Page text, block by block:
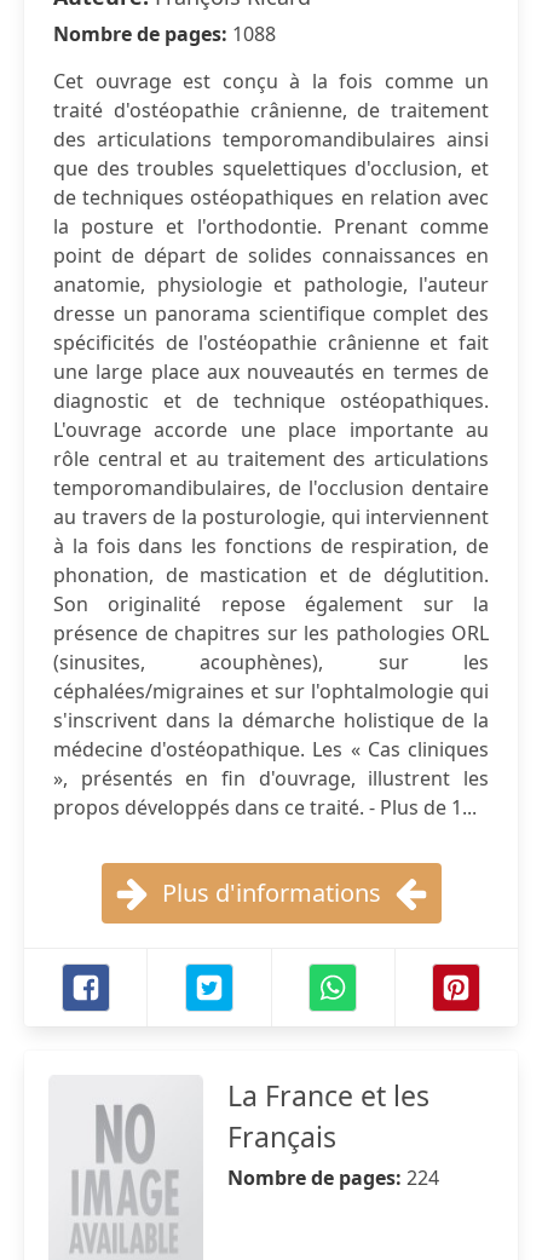
Nombre de pages: 1088
Cet ouvrage est conçu à la fois comme un
traité d'ostéopathie crânienne, de traitement
des articulations temporomandibulaires ainsi
que des troubles squelettiques d'occlusion, et
de techniques ostéopathiques en relation avec
la posture et l'orthodontie. Prenant comme
point de départ de solides connaissances en
anatomie, physiologie et pathologie, l'auteur
dresse un panorama scientifique complet des
spécificités de l'ostéopathie crânienne et fait
une large place aux nouveautés en termes de
diagnostic et de technique ostéopathiques.
L'ouvrage accorde une place importante au
rôle central et au traitement des articulations
temporomandibulaires, de l'occlusion dentaire
au travers de la posturologie, qui interviennent
à la fois dans les fonctions de respiration, de
phonation, de mastication et de déglutition.
Son originalité repose également sur la
présence de chapitres sur les pathologies ORL
(sinusites, acouphènes), sur les
céphalées/migraines et sur l'ophtalmologie qui
s'inscrivent dans la démarche holistique de la
médecine d'ostéopathique. Les « Cas cliniques
», présentés en fin d'ouvrage, illustrent les
propos développés dans ce traité. - Plus de 1...
Plus d'informations
La France et les
Français
Nombre de pages: 224